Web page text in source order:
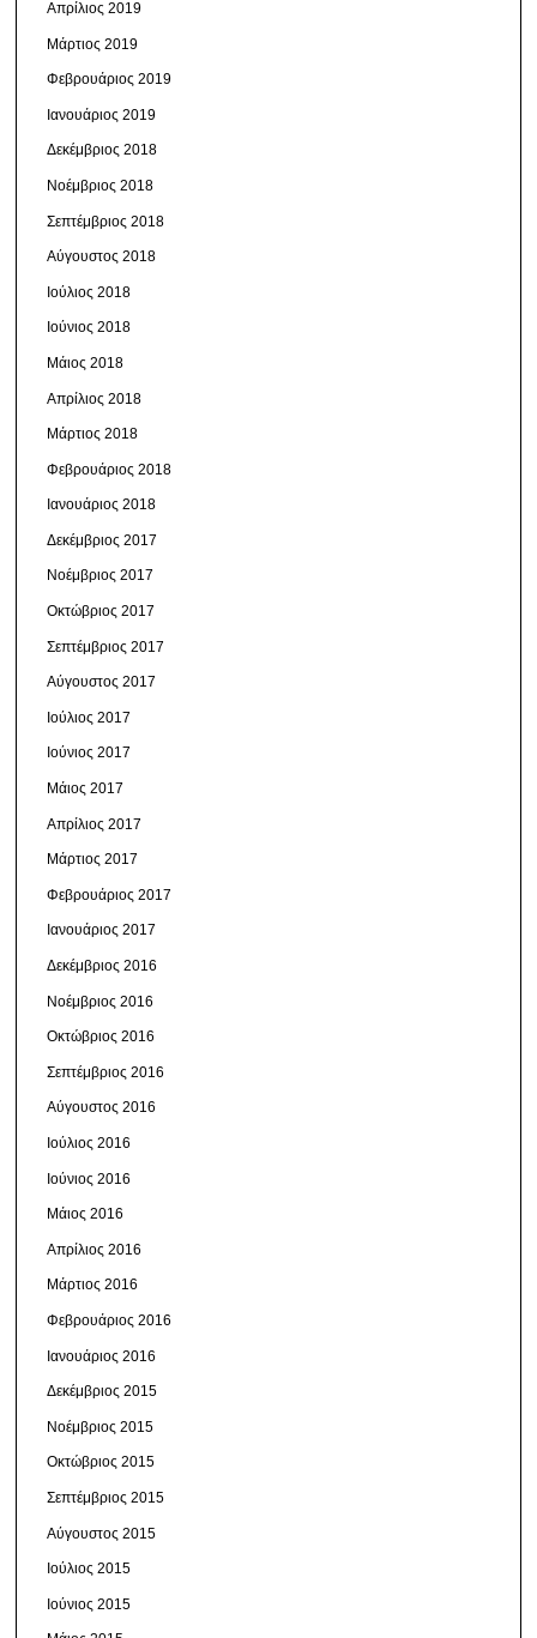
Απρίλιος 2019
Μάρτιος 2019
Φεβρουάριος 2019
Ιανουάριος 2019
Δεκέμβριος 2018
Νοέμβριος 2018
Σεπτέμβριος 2018
Αύγουστος 2018
Ιούλιος 2018
Ιούνιος 2018
Μάιος 2018
Απρίλιος 2018
Μάρτιος 2018
Φεβρουάριος 2018
Ιανουάριος 2018
Δεκέμβριος 2017
Νοέμβριος 2017
Οκτώβριος 2017
Σεπτέμβριος 2017
Αύγουστος 2017
Ιούλιος 2017
Ιούνιος 2017
Μάιος 2017
Απρίλιος 2017
Μάρτιος 2017
Φεβρουάριος 2017
Ιανουάριος 2017
Δεκέμβριος 2016
Νοέμβριος 2016
Οκτώβριος 2016
Σεπτέμβριος 2016
Αύγουστος 2016
Ιούλιος 2016
Ιούνιος 2016
Μάιος 2016
Απρίλιος 2016
Μάρτιος 2016
Φεβρουάριος 2016
Ιανουάριος 2016
Δεκέμβριος 2015
Νοέμβριος 2015
Οκτώβριος 2015
Σεπτέμβριος 2015
Αύγουστος 2015
Ιούλιος 2015
Ιούνιος 2015